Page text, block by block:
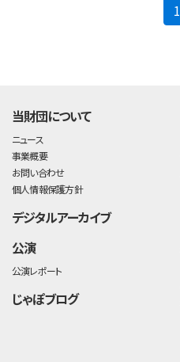
1
当財団について
ニュース
事業概要
お問い合わせ
個人情報保護方針
デジタルアーカイブ
公演
公演レポート
じゃぽブログ